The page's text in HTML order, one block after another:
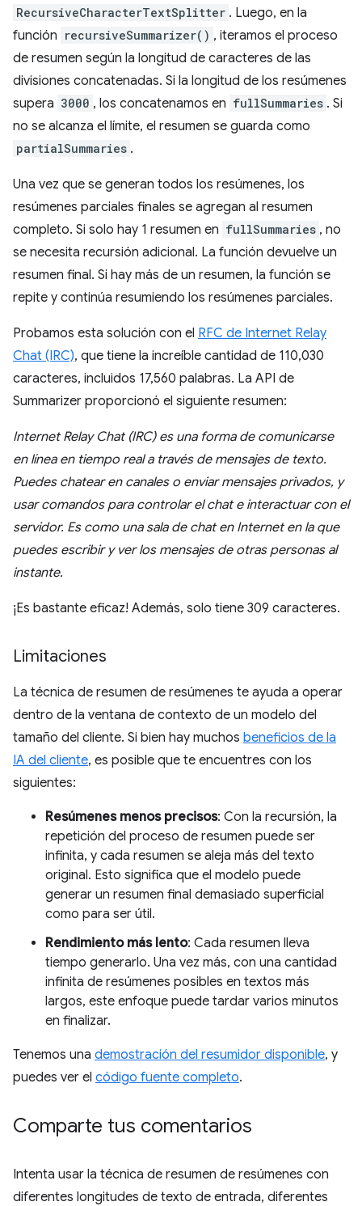
RecursiveCharacterTextSplitter . Luego, en la
función recursiveSummarizer() , iteramos el proceso
de resumen según la longitud de caracteres de las
divisiones concatenadas. Si la longitud de los resúmenes
supera 3000 , los concatenamos en fullSummaries . Si
no se alcanza el límite, el resumen se guarda como
partialSummaries .
Una vez que se generan todos los resúmenes, los
resúmenes parciales finales se agregan al resumen
completo. Si solo hay 1 resumen en fullSummaries , no
se necesita recursión adicional. La función devuelve un
resumen final. Si hay más de un resumen, la función se
repite y continúa resumiendo los resúmenes parciales.
Probamos esta solución con el RFC de Internet Relay
Chat (IRC), que tiene la increíble cantidad de 110,030
caracteres, incluidos 17,560 palabras. La API de
Summarizer proporcionó el siguiente resumen:
Internet Relay Chat (IRC) es una forma de comunicarse
en línea en tiempo real a través de mensajes de texto.
Puedes chatear en canales o enviar mensajes privados, y
usar comandos para controlar el chat e interactuar con el
servidor. Es como una sala de chat en Internet en la que
puedes escribir y ver los mensajes de otras personas al
instante.
¡Es bastante eficaz! Además, solo tiene 309 caracteres.
Limitaciones
La técnica de resumen de resúmenes te ayuda a operar
dentro de la ventana de contexto de un modelo del
tamaño del cliente. Si bien hay muchos beneficios de la
IA del cliente, es posible que te encuentres con los
siguientes:
Resúmenes menos precisos: Con la recursión, la
repetición del proceso de resumen puede ser
infinita, y cada resumen se aleja más del texto
original. Esto significa que el modelo puede
generar un resumen final demasiado superficial
como para ser útil.
Rendimiento más lento: Cada resumen lleva
tiempo generarlo. Una vez más, con una cantidad
infinita de resúmenes posibles en textos más
largos, este enfoque puede tardar varios minutos
en finalizar.
Tenemos una demostración del resumidor disponible, y
puedes ver el código fuente completo.
Comparte tus comentarios
Intenta usar la técnica de resumen de resúmenes con
diferentes longitudes de texto de entrada, diferentes